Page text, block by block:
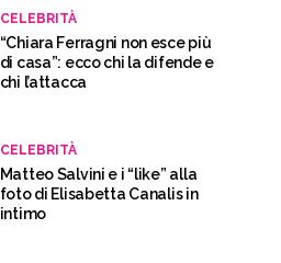
CELEBRITÀ
“Chiara Ferragni non esce più
di casa”: ecco chi la difende e
chi l’attacca
CELEBRITÀ
Matteo Salvini e i “like” alla
foto di Elisabetta Canalis in
intimo